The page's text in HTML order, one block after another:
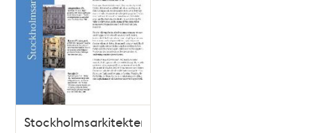
Stockholmsarkitekter